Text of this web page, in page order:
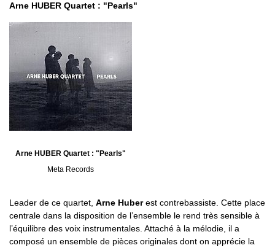
Arne HUBER Quartet : "Pearls"
Arne HUBER Quartet : "Pearls"
Meta Records
Leader de ce quartet, Arne Huberest contrebassiste. Cette place
centrale dans la disposition de l’ensemble le rend très sensible à
l’équilibre des voix instrumentales. Attaché à la mélodie, il a
composé un ensemble de pièces originales dont on apprécie la